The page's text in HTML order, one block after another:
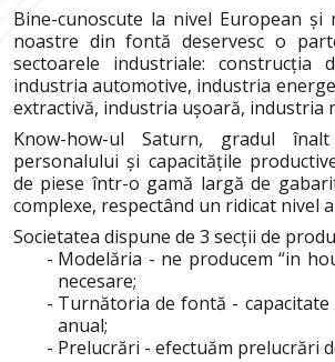
Bine-cunoscute la nivel European și
noastre din fontă deservesc o
sectoarele industriale: construcția
industria automotive, industria
extractivă, industria ușoară, industria
Know-how-ul Saturn, gradul
personalului și capacitățile
de piese într-o gamă largă de
complexe, respectând un ridicat nivel
Societatea dispune de 3 secții de
Modelăria - ne producem “in
necesare;
Turnătoria de fontă - capacitate
anual;
Prelucrări - efectuăm prelucrări